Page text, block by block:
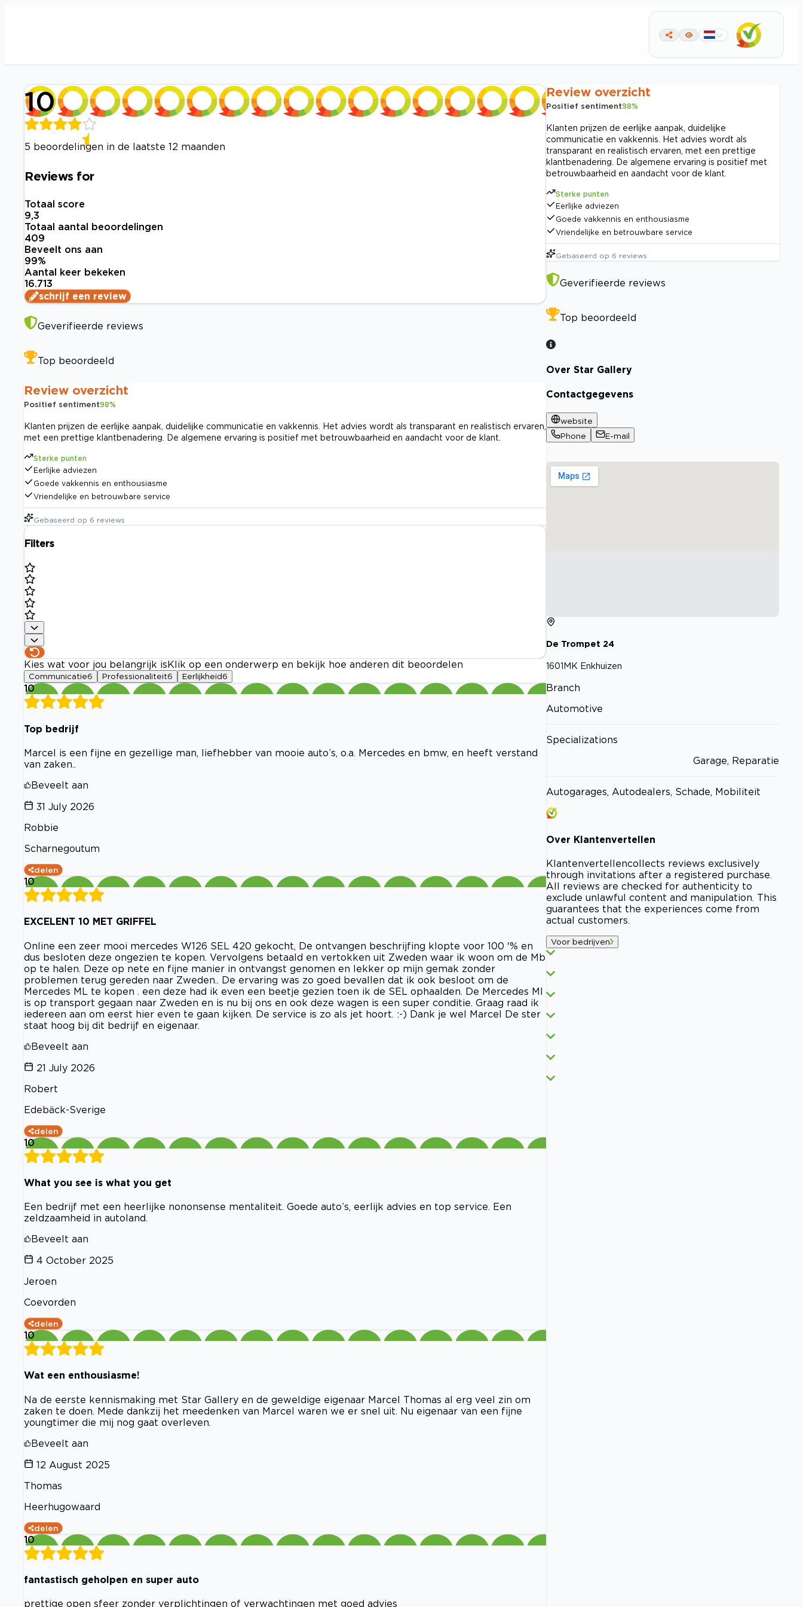
10
5 beoordelingen in de laatste 12 maanden
Reviews for
Totaal score
9,3
Totaal aantal beoordelingen
409
Beveelt ons aan
99%
Aantal keer bekeken
16.713
schrijf een review
Geverifieerde reviews
Top beoordeeld
Review overzicht
Positief sentiment98%
Klanten prijzen de eerlijke aanpak, duidelijke communicatie en vakkennis. Het advies wordt als transparant en realistisch ervaren,
met een prettige klantbenadering. De algemene ervaring is positief met betrouwbaarheid en aandacht voor de klant.
Sterke punten
Eerlijke adviezen
Goede vakkennis en enthousiasme
Vriendelijke en betrouwbare service
Gebaseerd op 6 reviews
Filters
Kies wat voor jou belangrijk is Klik op een onderwerp en bekijk hoe anderen dit beoordelen
Communicatie6 Professionaliteit6 Eerlijkheid 6
10
Top bedrijf
Marcel is een fijne en gezellige man, liefhebber van mooie auto’s, o.a. Mercedes en bmw, en heeft verstand
van zaken..
Beveelt aan
31 July 2026
Robbie
Scharnegoutum
delen
10
EXCELENT 10 MET GRIFFEL
Online een zeer mooi mercedes W126 SEL 420 gekocht, De ontvangen beschrijfing klopte voor 100 '% en
dus besloten deze ongezien te kopen. Vervolgens betaald en vertokken uit Zweden waar ik woon om de Mb
op te halen. Deze op nete en fijne manier in ontvangst genomen en lekker op mijn gemak zonder
problemen terug gereden naar Zweden.. De ervaring was zo goed bevallen dat ik ook besloot om de
Mercedes ML te kopen . een deze had ik even een beetje gezien toen ik de SEL ophaalden. De Mercedes Ml
is op transport gegaan naar Zweden en is nu bij ons en ook deze wagen is een super conditie. Graag raad ik
iedereen aan om eerst hier even te gaan kijken. De service is zo als jet hoort. :-) Dank je wel Marcel De ster
staat hoog bij dit bedrijf en eigenaar.
Beveelt aan
21 July 2026
Robert
Edebäck-Sverige
delen
10
What you see is what you get
Een bedrijf met een heerlijke nononsense mentaliteit. Goede auto’s, eerlijk advies en top service. Een
zeldzaamheid in autoland.
Beveelt aan
4 October 2025
Jeroen
Coevorden
delen
10
Wat een enthousiasme!
Na de eerste kennismaking met Star Gallery en de geweldige eigenaar Marcel Thomas al erg veel zin om
zaken te doen. Mede dankzij het meedenken van Marcel waren we er snel uit. Nu eigenaar van een fijne
youngtimer die mij nog gaat overleven.
Beveelt aan
12 August 2025
Thomas
Heerhugowaard
delen
10
fantastisch geholpen en super auto
prettige open sfeer zonder verplichtingen of verwachtingen met goed advies
Review overzicht
Positief sentiment98%
Klanten prijzen de eerlijke aanpak, duidelijke
communicatie en vakkennis. Het advies wordt als
transparant en realistisch ervaren, met een prettige
klantbenadering. De algemene ervaring is positief met
betrouwbaarheid en aandacht voor de klant.
Sterke punten
Eerlijke adviezen
Goede vakkennis en enthousiasme
Vriendelijke en betrouwbare service
Gebaseerd op 6 reviews
Geverifieerde reviews
Top beoordeeld
Over Star Gallery
Contactgegevens
website
Phone
E-mail
De Trompet 24
1601MK Enkhuizen
Branch
Automotive
Specializations
Garage, Reparatie
Autogarages, Autodealers, Schade, Mobiliteit
Over Klantenvertellen
Klantenvertellencollects reviews exclusively
through invitations after a registered purchase.
All reviews are checked for authenticity to
exclude unlawful content and manipulation. This
guarantees that the experiences come from
actual customers.
Voor bedrijven